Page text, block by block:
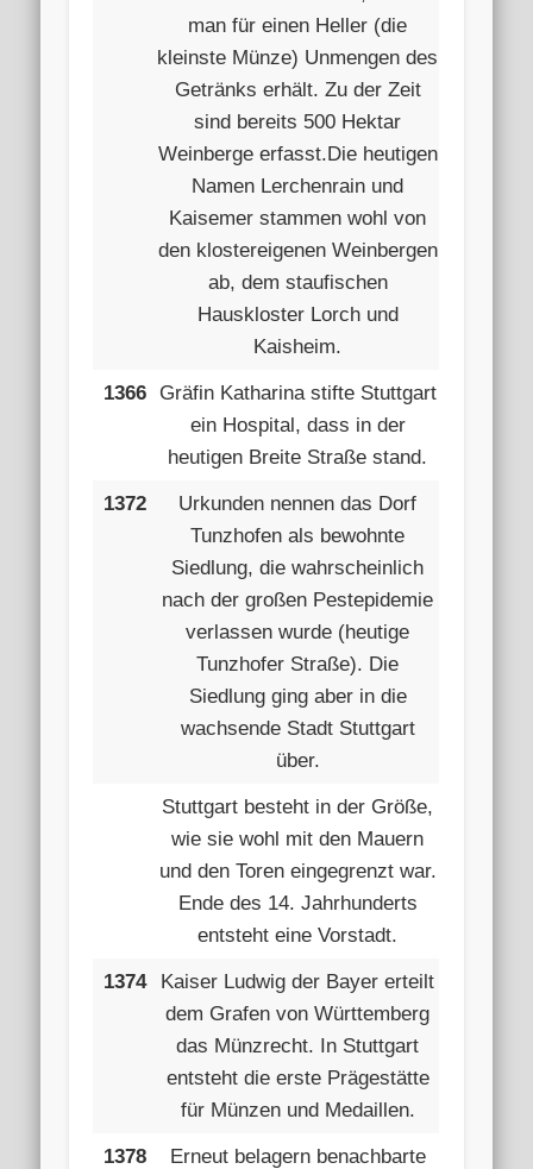
man für einen Heller (die
kleinste Münze) Unmengen des
Getränks erhält. Zu der Zeit
sind bereits 500 Hektar
Weinberge erfasst.Die heutigen
Namen Lerchenrain und
Kaisemer stammen wohl von
den klostereigenen Weinbergen
ab, dem staufischen
Hauskloster Lorch und
Kaisheim.
1366
Gräfin Katharina stifte Stuttgart
ein Hospital, dass in der
heutigen Breite Straße stand.
1372
Urkunden nennen das Dorf
Tunzhofen als bewohnte
Siedlung, die wahrscheinlich
nach der großen Pestepidemie
verlassen wurde (heutige
Tunzhofer Straße). Die
Siedlung ging aber in die
wachsende Stadt Stuttgart
über.
Stuttgart besteht in der Größe,
wie sie wohl mit den Mauern
und den Toren eingegrenzt war.
Ende des 14. Jahrhunderts
entsteht eine Vorstadt.
1374
Kaiser Ludwig der Bayer erteilt
dem Grafen von Württemberg
das Münzrecht. In Stuttgart
entsteht die erste Prägestätte
für Münzen und Medaillen.
1378
Erneut belagern benachbarte